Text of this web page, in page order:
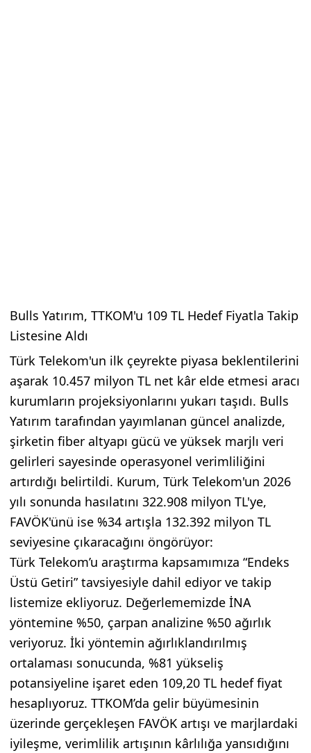
Bulls Yatırım, TTKOM'u 109 TL Hedef Fiyatla Takip
Listesine Aldı
Türk Telekom'un ilk çeyrekte piyasa beklentilerini
aşarak 10.457 milyon TL net kâr elde etmesi aracı
kurumların projeksiyonlarını yukarı taşıdı. Bulls
Yatırım tarafından yayımlanan güncel analizde,
şirketin fiber altyapı gücü ve yüksek marjlı veri
gelirleri sayesinde operasyonel verimliliğini
artırdığı belirtildi. Kurum, Türk Telekom'un 2026
yılı sonunda hasılatını 322.908 milyon TL'ye,
FAVÖK'ünü ise %34 artışla 132.392 milyon TL
seviyesine çıkaracağını öngörüyor:
Türk Telekom’u araştırma kapsamımıza “Endeks
Üstü Getiri” tavsiyesiyle dahil ediyor ve takip
listemize ekliyoruz. Değerlememizde İNA
yöntemine %50, çarpan analizine %50 ağırlık
veriyoruz. İki yöntemin ağırlıklandırılmış
ortalaması sonucunda, %81 yükseliş
potansiyeline işaret eden 109,20 TL hedef fiyat
hesaplıyoruz. TTKOM’da gelir büyümesinin
üzerinde gerçekleşen FAVÖK artışı ve marjlardaki
iyileşme, verimlilik artışının kârlılığa yansıdığını